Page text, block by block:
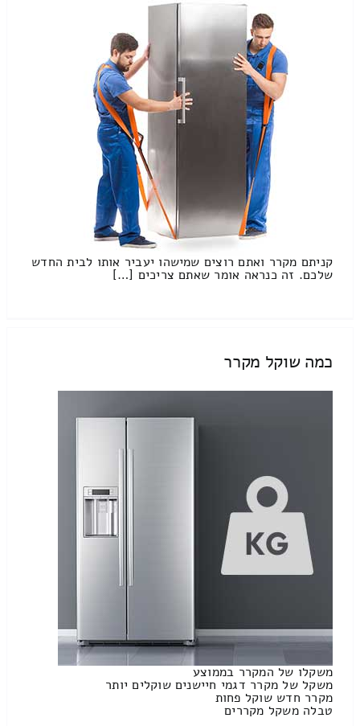
קניתם מקרר ואתם רוצים שמישהו יעביר אותו לבית החדש
שלכם. זה כנראה אומר שאתם צריכים […]
כמה שוקל מקרר
משקלו של המקרר בממוצע
משקל של מקרר דגמי חיישנים שוקלים יותר
מקרר חדש שוקל פחות
טבלה משקל מקררים